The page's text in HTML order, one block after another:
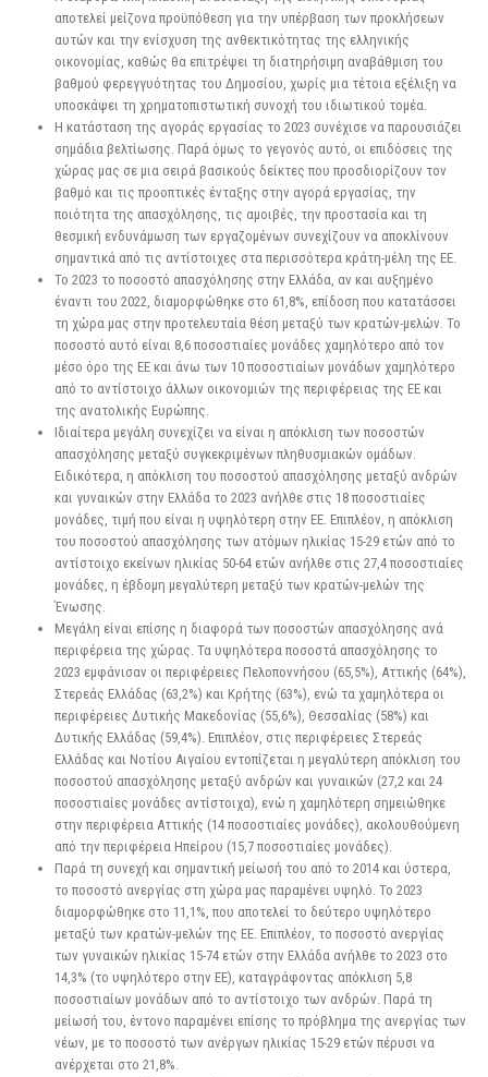
αποτελεί μείζονα προϋπόθεση για την υπέρβαση των προκλήσεων
αυτών και την ενίσχυση της ανθεκτικότητας της ελληνικής
οικονομίας, καθώς θα επιτρέψει τη διατηρήσιμη αναβάθμιση του
βαθμού φερεγγυότητας του Δημοσίου, χωρίς μια τέτοια εξέλιξη να
υποσκάψει τη χρηματοπιστωτική συνοχή του ιδιωτικού τομέα.
Η κατάσταση της αγοράς εργασίας το 2023 συνέχισε να παρουσιάζει
σημάδια βελτίωσης. Παρά όμως το γεγονός αυτό, οι επιδόσεις της
χώρας μας σε μια σειρά βασικούς δείκτες που προσδιορίζουν τον
βαθμό και τις προοπτικές ένταξης στην αγορά εργασίας, την
ποιότητα της απασχόλησης, τις αμοιβές, την προστασία και τη
θεσμική ενδυνάμωση των εργαζομένων συνεχίζουν να αποκλίνουν
σημαντικά από τις αντίστοιχες στα περισσότερα κράτη-μέλη της ΕΕ.
Το 2023 το ποσοστό απασχόλησης στην Ελλάδα, αν και αυξημένο
έναντι του 2022, διαμορφώθηκε στο 61,8%, επίδοση που κατατάσσει
τη χώρα μας στην προτελευταία θέση μεταξύ των κρατών-μελών. Το
ποσοστό αυτό είναι 8,6 ποσοστιαίες μονάδες χαμηλότερο από τον
μέσο όρο της ΕΕ και άνω των 10 ποσοστιαίων μονάδων χαμηλότερο
από το αντίστοιχο άλλων οικονομιών της περιφέρειας της ΕΕ και
της ανατολικής Ευρώπης.
Ιδιαίτερα μεγάλη συνεχίζει να είναι η απόκλιση των ποσοστών
απασχόλησης μεταξύ συγκεκριμένων πληθυσμιακών ομάδων.
Ειδικότερα, η απόκλιση του ποσοστού απασχόλησης μεταξύ ανδρών
και γυναικών στην Ελλάδα το 2023 ανήλθε στις 18 ποσοστιαίες
μονάδες, τιμή που είναι η υψηλότερη στην ΕΕ. Επιπλέον, η απόκλιση
του ποσοστού απασχόλησης των ατόμων ηλικίας 15-29 ετών από το
αντίστοιχο εκείνων ηλικίας 50-64 ετών ανήλθε στις 27,4 ποσοστιαίες
μονάδες, η έβδομη μεγαλύτερη μεταξύ των κρατών-μελών της
Ένωσης.
Μεγάλη είναι επίσης η διαφορά των ποσοστών απασχόλησης ανά
περιφέρεια της χώρας. Τα υψηλότερα ποσοστά απασχόλησης το
2023 εμφάνισαν οι περιφέρειες Πελοποννήσου (65,5%), Αττικής (64%),
Στερεάς Ελλάδας (63,2%) και Κρήτης (63%), ενώ τα χαμηλότερα οι
περιφέρειες Δυτικής Μακεδονίας (55,6%), Θεσσαλίας (58%) και
Δυτικής Ελλάδας (59,4%). Επιπλέον, στις περιφέρειες Στερεάς
Ελλάδας και Νοτίου Αιγαίου εντοπίζεται η μεγαλύτερη απόκλιση του
ποσοστού απασχόλησης μεταξύ ανδρών και γυναικών (27,2 και 24
ποσοστιαίες μονάδες αντίστοιχα), ενώ η χαμηλότερη σημειώθηκε
στην περιφέρεια Αττικής (14 ποσοστιαίες μονάδες), ακολουθούμενη
από την περιφέρεια Ηπείρου (15,7 ποσοστιαίες μονάδες).
Παρά τη συνεχή και σημαντική μείωσή του από το 2014 και ύστερα,
το ποσοστό ανεργίας στη χώρα μας παραμένει υψηλό. Το 2023
διαμορφώθηκε στο 11,1%, που αποτελεί το δεύτερο υψηλότερο
μεταξύ των κρατών-μελών της ΕΕ. Επιπλέον, το ποσοστό ανεργίας
των γυναικών ηλικίας 15-74 ετών στην Ελλάδα ανήλθε το 2023 στο
14,3% (το υψηλότερο στην ΕΕ), καταγράφοντας απόκλιση 5,8
ποσοστιαίων μονάδων από το αντίστοιχο των ανδρών. Παρά τη
μείωσή του, έντονο παραμένει επίσης το πρόβλημα της ανεργίας των
νέων, με το ποσοστό των ανέργων ηλικίας 15-29 ετών πέρυσι να
ανέρχεται στο 21,8%.